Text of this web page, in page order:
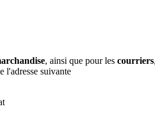
, ainsi que pour les courriers
l'adresse suivante